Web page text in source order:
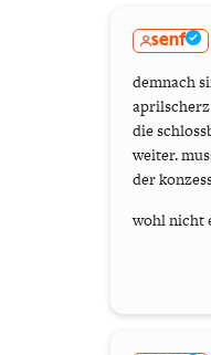
senf
demnach
die
weiter.
der
wohl nicht